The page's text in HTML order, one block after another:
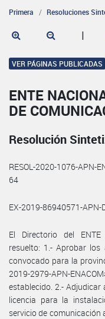
Primera Resoluciones
|
VER PÁGINAS PUBLICADAS
ENTE
DE
Resolución
RESOL-2020-1076-APN-
64
EX-2019-86940571-APN-
El Directorio del ENTE
resuelto: 1.- Aprobar
convocado para la
2019-2979-APN-
establecido. 2.- Adjudicar
licencia para la
servicio de